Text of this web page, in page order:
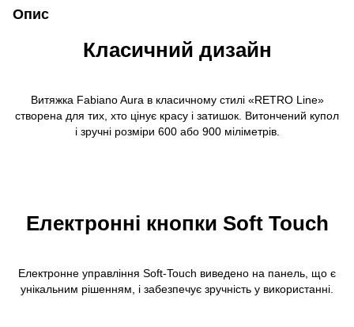
Опис
Класичний дизайн
Витяжка Fabiano Aura в класичному стилі «RETRO Line»
створена для тих, хто цінує красу і затишок. Витончений купол
і зручні розміри 600 або 900 міліметрів.
Електронні кнопки Soft Touch
Електронне управління Soft-Touch виведено на панель, що є
унікальним рішенням, і забезпечує зручність у використанні.